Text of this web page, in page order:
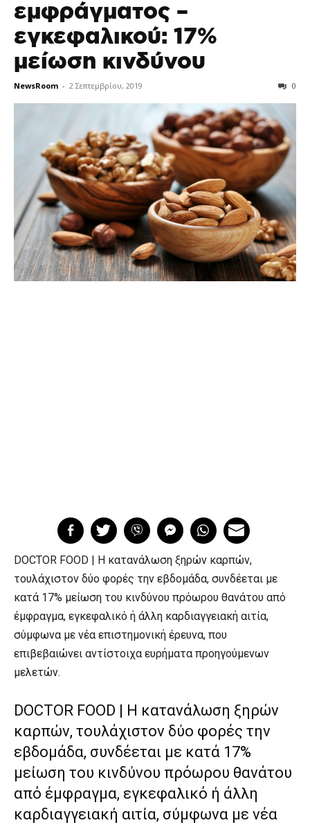
εμφράγματος –
εγκεφαλικού: 17%
μείωση κινδύνου
NewsRoom - 2 Σεπτεμβρίου, 2019 0
DOCTOR FOOD | Η κατανάλωση ξηρών καρπών,
τουλάχιστον δύο φορές την εβδομάδα, συνδέεται με
κατά 17% μείωση του κινδύνου πρόωρου θανάτου από
έμφραγμα, εγκεφαλικό ή άλλη καρδιαγγειακή αιτία,
σύμφωνα με νέα επιστημονική έρευνα, που
επιβεβαιώνει αντίστοιχα ευρήματα προηγούμενων
μελετών.
DOCTOR FOOD | Η κατανάλωση ξηρών
καρπών, τουλάχιστον δύο φορές την
εβδομάδα, συνδέεται με κατά 17%
μείωση του κινδύνου πρόωρου θανάτου
από έμφραγμα, εγκεφαλικό ή άλλη
καρδιαγγειακή αιτία, σύμφωνα με νέα